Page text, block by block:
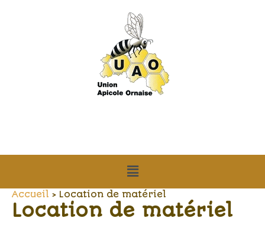
Menu
Accueil Location de matériel
Location de matériel